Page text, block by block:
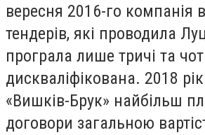
вересня 2016-го компанія
тендерів, які проводила
програла лише тричі та
дискваліфікована. 2018
«Вишків-Брук» найбільш
договори загальною